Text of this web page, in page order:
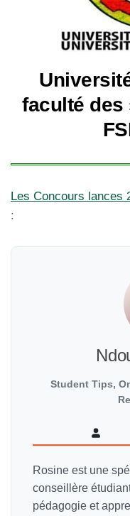
faculté des
Les Concours lances
:
Student Tips,
Rosine est une
conseillère
pédagogie et